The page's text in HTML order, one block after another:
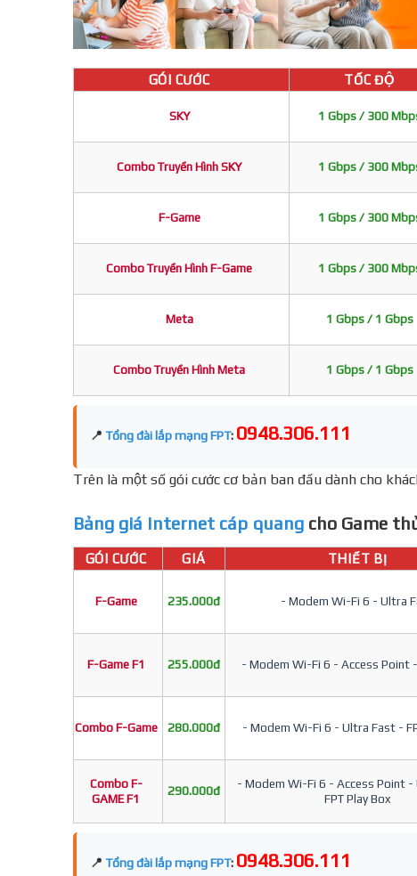
GÓI CƯỚC TỐC ĐỘ
SKY 1 Gbps / 300
Combo Truyền Hình SKY 1 Gbps / 300
F-Game 1 Gbps / 300
Combo Truyền Hình F-Game 1 Gbps / 300
Meta 1 Gbps / 1 Gbps
Combo Truyền Hình Meta 1 Gbps / 1 Gbps
📍 Tổng đài lắp mạng FPT: 0948.306.111
Trên là một số gói cước cơ bản ban đầu dành cho
Bảng giá Internet cáp quang cho Game
GÓI CƯỚC GIÁ THIẾT BỊ
F-Game 235.000đ - Modem Wi-Fi 6 - Ultra
F-Game F1 255.000đ - Modem Wi-Fi 6 - Access Point
Combo F-Game 280.000đ - Modem Wi-Fi 6 - Ultra Fast -
Combo F-
GAME F1
290.000đ
- Modem Wi-Fi 6 - Access Point
FPT Play Box
📍 Tổng đài lắp mạng FPT: 0948.306.111